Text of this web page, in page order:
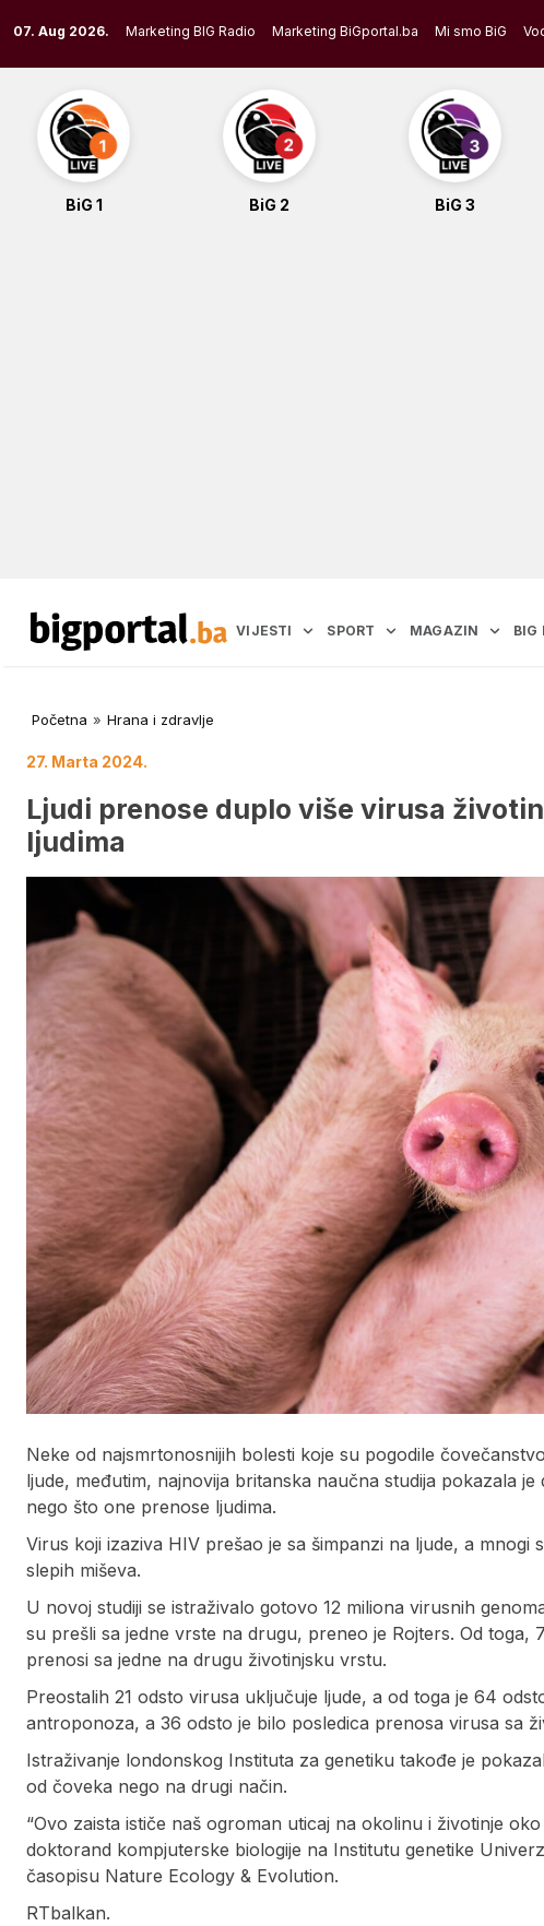
to
content
07. Aug 2026. Marketing BIG Radio Marketing BiGportal.ba Mi smo BiG
BiG 1 BiG 2 BiG 3
VIJESTI SPORT MAGAZIN BIG
Početna » Hrana i zdravlje
27. Marta 2024.
Ljudi prenose duplo više virusa
ljudima
Neke od najsmrtonosnijih bolesti koje su pogodile
ljude, međutim, najnovija britanska naučna studija pokazala
nego što one prenose ljudima.
Virus koji izaziva HIV prešao je sa šimpanzi na ljude, a
slepih miševa.
U novoj studiji se istraživalo gotovo 12 miliona virusnih
su prešli sa jedne vrste na drugu, preneo je Rojters. Od toga,
prenosi sa jedne na drugu životinjsku vrstu.
Preostalih 21 odsto virusa uključuje ljude, a od toga je 64
antroponoza, a 36 odsto je bilo posledica prenosa virusa sa
Istraživanje londonskog Instituta za genetiku takođe je
od čoveka nego na drugi način.
“Ovo zaista ističe naš ogroman uticaj na okolinu i životinje
doktorand kompjuterske biologije na Institutu genetike
časopisu Nature Ecology & Evolution.
RTbalkan.